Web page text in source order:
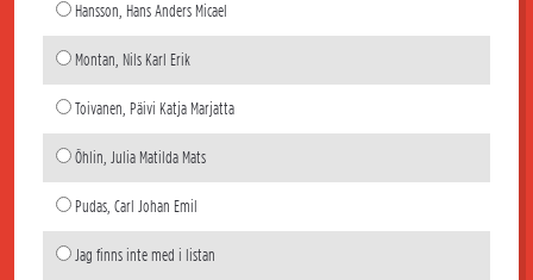
Hansson, Hans Anders Micael
Montan, Nils Karl Erik
Toivanen, Päivi Katja Marjatta
Öhlin, Julia Matilda Mats
Pudas, Carl Johan Emil
Jag finns inte med i listan